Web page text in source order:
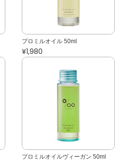
プロミルオイル 50ml
¥1,980
プロミルオイルヴィーガン 50ml